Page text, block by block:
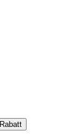
Rabatt